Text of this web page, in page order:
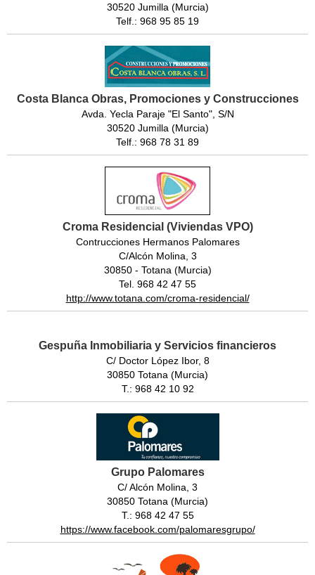
30520 Jumilla (Murcia)
Telf.: 968 95 85 19
Costa Blanca Obras, Promociones y Construcciones
Avda. Yecla Paraje "El Santo", S/N
30520 Jumilla (Murcia)
Telf.: 968 78 31 89
Croma Residencial (Viviendas VPO)
Contrucciones Hermanos Palomares
C/Alcón Molina, 3
30850 - Totana (Murcia)
Tel. 968 42 47 55
http://www.totana.com/croma-residencial/
Gespuña Inmobiliaria y Servicios financieros
C/ Doctor López Ibor, 8
30850 Totana (Murcia)
T.: 968 42 10 92
Grupo Palomares
C/ Alcón Molina, 3
30850 Totana (Murcia)
T.: 968 42 47 55
https://www.facebook.com/palomaresgrupo/